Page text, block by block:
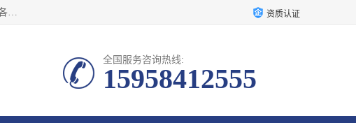
义乌永峰贸易商行长期从事:义乌库存回收、库存五金工具回收、库存杯子回收、尾货处理、尾货回收、库存毛绒玩具回收等各类产品库存回收，我们一直秉承：“，专业收购，价格从优，互惠互利，现金交易，价格公道”七大原则。欢迎有库存处理的老板来电洽谈! 资质认证
全国服务咨询热线:
15958412555